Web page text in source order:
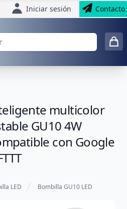
Iniciar sesión Contacto
multicolor
GU10 4W
con Google
LED Bombilla GU10 LED